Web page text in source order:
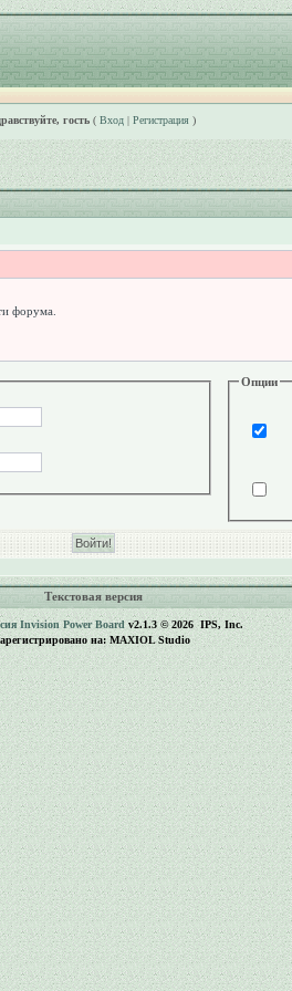
гость( Вход| Регистрация)
форума.
Опции
Текстовая версия
Invision Power Boardv2.1.3 © 2026 IPS, Inc.
на: MAXIOL Studio